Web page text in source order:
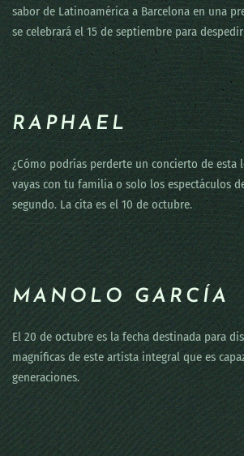
sabor de Latinoamérica a Barcelona en una
se celebrará el 15 de septiembre para
RAPHAEL
¿Cómo podrías perderte un concierto de esta
vayas con tu familia o solo los espectáculos
segundo. La cita es el 10 de octubre.
MANOLO GARCÍA
El 20 de octubre es la fecha destinada para
magníficas de este artista integral que es
generaciones.